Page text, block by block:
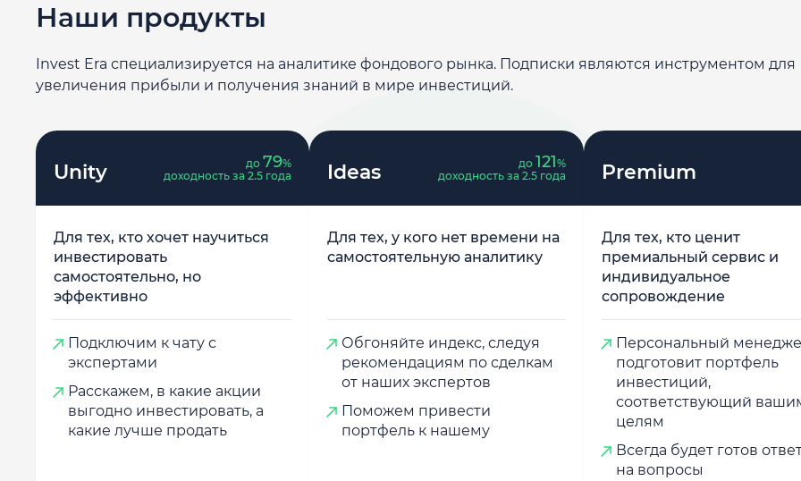
Наши продукты
Invest Era специализируется на аналитике фондового рынка. Подписки являются инструментом для
увеличения прибыли и получения знаний в мире инвестиций.
Unity до79%
доходность за 2.5 года
Для тех, кто хочет научиться
инвестировать
самостоятельно, но
эффективно
Подключим к чату с
экспертами
Расскажем, в какие акции
выгодно инвестировать, а
какие лучше продать
Ideas до 121%
доходность за 2.5 года
Для тех, у кого нет времени на
самостоятельную аналитику
Обгоняйте индекс, следуя
рекомендациям по сделкам
от наших экспертов
Поможем привести
портфель к нашему
Premium
Для тех, кто ценит
премиальный сервис и
индивидуальное
сопровождение
Персональный
подготовит портфель
инвестиций,
соответствующий
целям
Всегда будет готов
на вопросы